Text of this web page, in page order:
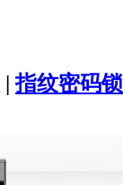
|指纹密码锁